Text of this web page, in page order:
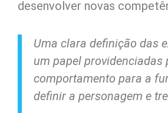
desenvolver novas
Uma clara definição das
um papel providenciadas
comportamento para a
definir a personagem e